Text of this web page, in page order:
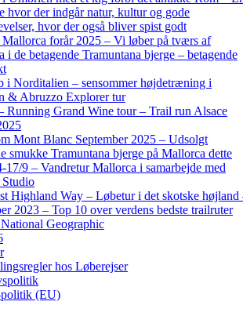
hvor der indgår natur, kultur og gode
hvor der også bliver spist godt
forår 2025 – Vi løber på tværs af
i de betagende Tramuntana bjerge – betagende
i Norditalien – sensommer højdetræning i
& Abruzzo Explorer tur
Running Grand Wine tour – Trail run Alsace
Mont Blanc September 2025 – Udsolgt
smukke Tramuntana bjerge på Mallorca dette
17/9 – Vandretur Mallorca i samarbejde med
Highland Way – Løbetur i det skotske højland
2023 – Top 10 over verdens bedste trailruter
Geographic
hos Løberejser
(EU)